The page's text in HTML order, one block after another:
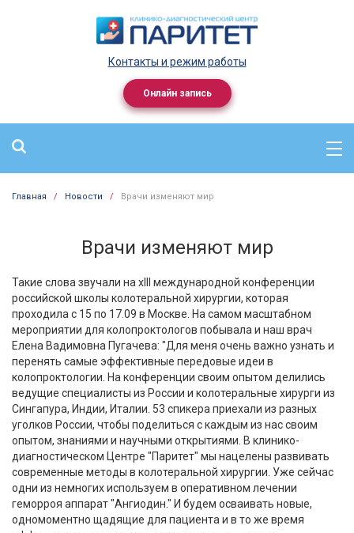
Контакты и режим работы
Онлайн запись
Главная / Новости / Врачи изменяют мир
Врачи изменяют мир
Такие слова звучали на xlll международной конференции
российской школы колотеральной хирургии, которая
проходила с 15 по 17.09 в Москве. На самом масштабном
мероприятии для колопроктологов побывала и наш врач
Елена Вадимовна Пугачева: "Для меня очень важно узнать и
перенять самые эффективные передовые идеи в
колопроктологии. На конференции своим опытом делились
ведущие специалисты из России и колотеральные хирурги из
Сингапура, Индии, Италии. 53 спикера приехали из разных
уголков России, чтобы поделиться с каждым из нас своим
опытом, знаниями и научными открытиями. В клинико-
диагностическом Центре "Паритет" мы нацелены развивать
современные методы в колотеральной хирургии. Уже сейчас
одни из немногих используем в оперативном лечении
геморроя аппарат "Ангиодин." И будем осваивать новые,
одномоментно щадящие для пациента и в то же время